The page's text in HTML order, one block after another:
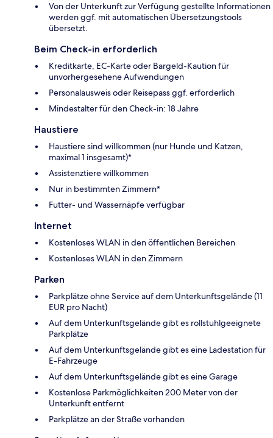
Von der Unterkunft zur Verfügung gestellte Informationen
werden ggf. mit automatischen Übersetzungstools
übersetzt.
Beim Check-in erforderlich
Kreditkarte, EC-Karte oder Bargeld-Kaution für
unvorhergesehene Aufwendungen
Personalausweis oder Reisepass ggf. erforderlich
Mindestalter für den Check-in: 18 Jahre
Haustiere
Haustiere sind willkommen (nur Hunde und Katzen,
maximal 1 insgesamt)*
Assistenztiere willkommen
Nur in bestimmten Zimmern*
Futter- und Wassernäpfe verfügbar
Internet
Kostenloses WLAN in den öffentlichen Bereichen
Kostenloses WLAN in den Zimmern
Parken
Parkplätze ohne Service auf dem Unterkunftsgelände (11
EUR pro Nacht)
Auf dem Unterkunftsgelände gibt es rollstuhlgeeignete
Parkplätze
Auf dem Unterkunftsgelände gibt es eine Ladestation für
E-Fahrzeuge
Auf dem Unterkunftsgelände gibt es eine Garage
Kostenlose Parkmöglichkeiten 200 Meter von der
Unterkunft entfernt
Parkplätze an der Straße vorhanden